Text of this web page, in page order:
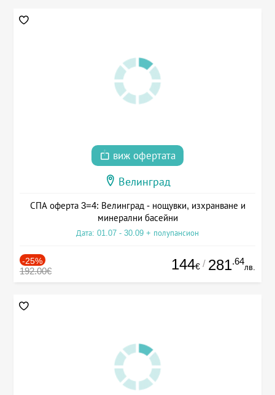
виж офертата
Велинград
СПА оферта 3=4: Велинград - нощувки, изхранване и
минерални басейни
Дата: 01.07 - 30.09 + полупансион
-25%
192.00€ 144€ / 281.64
лв.